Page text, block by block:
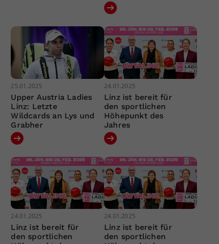
25.01.2025
Upper Austria Ladies
Linz: Letzte
Wildcards an Lys und
Grabher
24.01.2025
Linz ist bereit für
den sportlichen
Höhepunkt des
Jahres
24.01.2025
Linz ist bereit für
den sportlichen
24.01.2025
Linz ist bereit für
den sportlichen